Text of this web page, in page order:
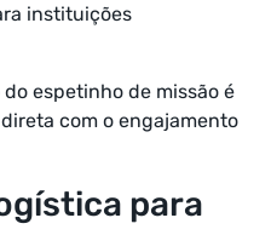
instituições
espetinho de missão é
com o engajamento
para